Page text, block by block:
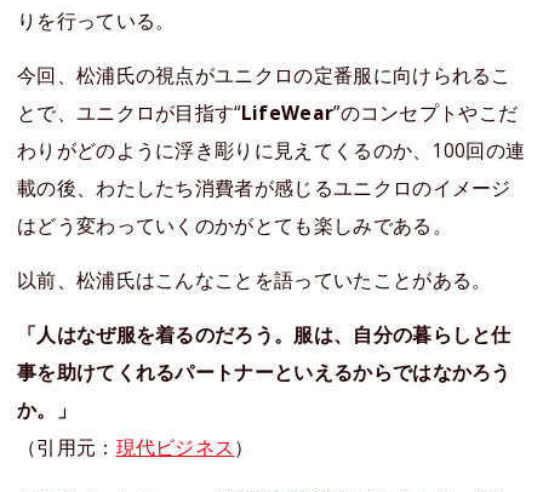
りを行っている。
今回、松浦氏の視点がユニクロの定番服に向けられるこ
とで、ユニクロが目指す“LifeWear”のコンセプトやこだ
わりがどのように浮き彫りに見えてくるのか、100回の連
載の後、わたしたち消費者が感じるユニクロのイメージ
はどう変わっていくのかがとても楽しみである。
以前、松浦氏はこんなことを語っていたことがある。
「人はなぜ服を着るのだろう。服は、自分の暮らしと仕
事を助けてくれるパートナーといえるからではなかろう
か。」
（引用元： 現代ビジネス）